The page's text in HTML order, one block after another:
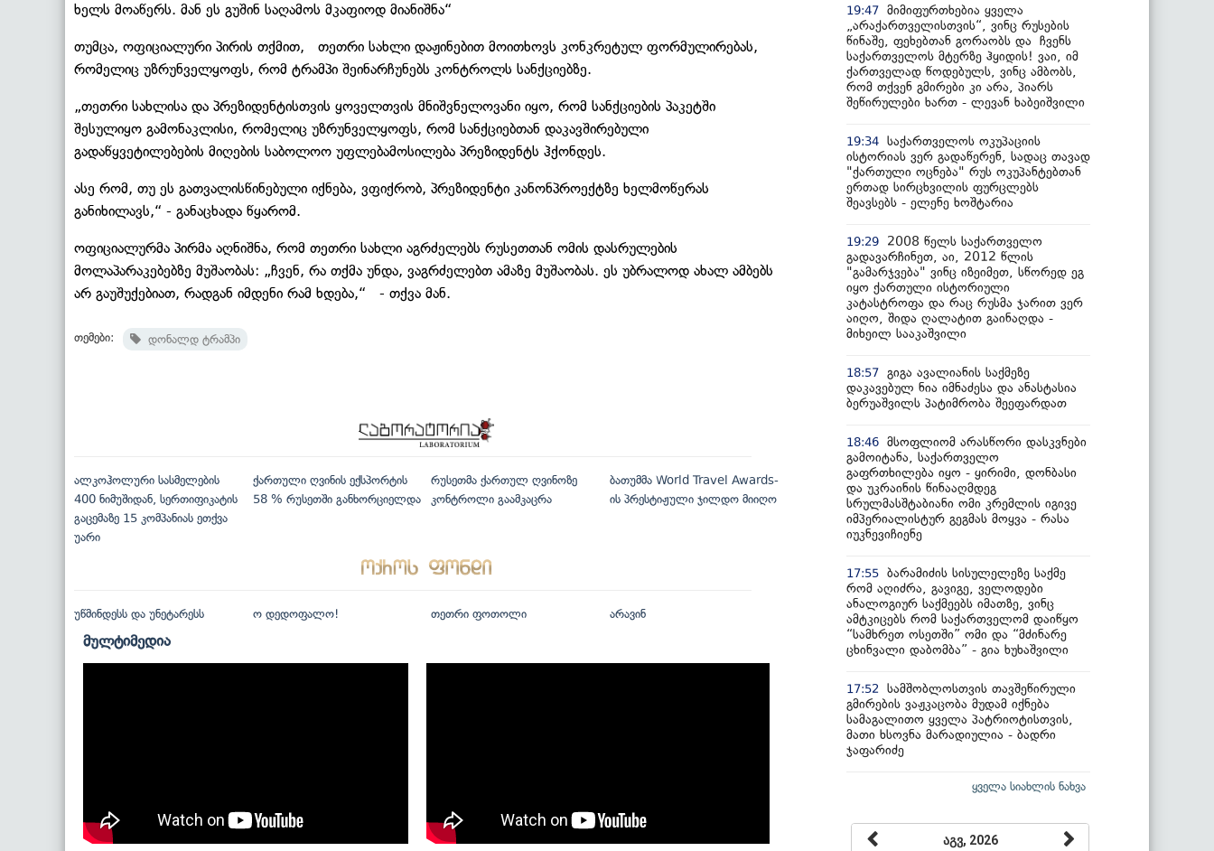
ხელს მოაწერს. მან ეს გუშინ საღამოს მკაფიოდ მიანიშნა“
თუმცა, ოფიციალური პირის თქმით, თეთრი სახლი დაჟინებით მოითხოვს კონკრეტულ ფორმულირებას,
რომელიც უზრუნველყოფს, რომ ტრამპი შეინარჩუნებს კონტროლს სანქციებზე.
„თეთრი სახლისა და პრეზიდენტისთვის ყოველთვის მნიშვნელოვანი იყო, რომ სანქციების პაკეტში
შესულიყო გამონაკლისი, რომელიც უზრუნველყოფს, რომ სანქციებთან დაკავშირებული
გადაწყვეტილებების მიღების საბოლოო უფლებამოსილება პრეზიდენტს ჰქონდეს.
ასე რომ, თუ ეს გათვალისწინებული იქნება, ვფიქრობ, პრეზიდენტი კანონპროექტზე ხელმოწერას
განიხილავს,“ - განაცხადა წყარომ.
ოფიციალურმა პირმა აღნიშნა, რომ თეთრი სახლი აგრძელებს რუსეთთან ომის დასრულების
მოლაპარაკებებზე მუშაობას: „ჩვენ, რა თქმა უნდა, ვაგრძელებთ ამაზე მუშაობას. ეს უბრალოდ ახალ ამბებს
არ გაუშუქებიათ, რადგან იმდენი რამ ხდება,“ - თქვა მან.
თემები: დონალდ ტრამპი
ალკოჰოლური სასმელების
400 ნიმუშიდან, სერთიფიკატის
გაცემაზე 15 კომპანიას ეთქვა
უარი
ქართული ღვინის ექსპორტის
58 % რუსეთში განხორციელდა
რუსეთმა ქართულ ღვინოზე
კონტროლი გაამკაცრა
ბათუმმა World Travel Awards-
ის პრესტიჟული ჯილდო მიიღო
უწმინდესს და უნეტარესს ო დედოფალო! თეთრი ფოთოლი არავინ
მულტიმედია
19:47 მიმიფურთხებია ყველა
„არაქართველისთვის“, ვინც რუსების
წინაშე, ფეხებთან გორაობს და ჩვენს
საქართველოს მტერზე ჰყიდის! ვაი, იმ
ქართველად წოდებულს, ვინც ამბობს,
რომ თქვენ გმირები კი არა, პიარს
შეწირულები ხართ - ლევან ხაბეიშვილი
19:34 საქართველოს ოკუპაციის
ისტორიას ვერ გადაწერენ, სადაც თავად
"ქართული ოცნება" რუს ოკუპანტებთან
ერთად სირცხვილის ფურცლებს
შეავსებს - ელენე ხოშტარია
19:29
2008 წელს საქართველო
გადავარჩინეთ, აი, 2012 წლის
"გამარჯვება" ვინც იზეიმეთ, სწორედ ეგ
იყო ქართული ისტორიული
კატასტროფა და რაც რუსმა ჯარით ვერ
აიღო, შიდა ღალატით გაინაღდა -
მიხეილ სააკაშვილი
18:57 გიგა ავალიანის საქმეზე
დაკავებულ ნია იმნაძესა და ანასტასია
ბერუაშვილს პატიმრობა შეეფარდათ
18:46 მსოფლიომ არასწორი დასკვნები
გამოიტანა, საქართველო
გაფრთხილება იყო - ყირიმი, დონბასი
და უკრაინის წინააღმდეგ
სრულმასშტაბიანი ომი კრემლის იგივე
იმპერიალისტურ გეგმას მოყვა - რასა
იუკნევიჩიენე
17:55 ბარამიძის სისულელეზე საქმე
რომ აღიძრა, გავიგე, ველოდები
ანალოგიურ საქმეებს იმათზე, ვინც
ამტკიცებს რომ საქართველომ დაიწყო
“სამხრეთ ოსეთში” ომი და “მძინარე
ცხინვალი დაბომბა” - გია ხუხაშვილი
17:52
სამშობლოსთვის თავშეწირული
გმირების ვაჟკაცობა მუდამ იქნება
სამაგალითო ყველა პატრიოტისთვის,
მათი ხსოვნა მარადიულია - ბადრი
ჯაფარიძე
ყველა სიახლის ნახვა
აგვ, 2026